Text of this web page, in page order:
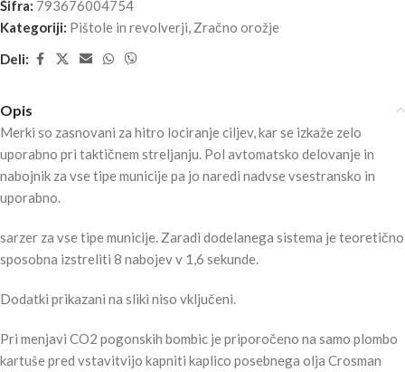
Šifra: 793676004754
Kategoriji: Pištole in revolverji Zračno orožje
Deli:
Opis
Merki so zasnovani za hitro lociranje ciljev, kar se izkaže zelo
uporabno pri taktičnem streljanju. Pol avtomatsko delovanje in
nabojnik za vse tipe municije pa jo naredi nadvse vsestransko in
uporabno.
sarzer za vse tipe municije. Zaradi dodelanega sistema je teoretično
sposobna izstreliti 8 nabojev v 1,6 sekunde.
Dodatki prikazani na sliki niso vključeni.
Pri menjavi CO2 pogonskih bombic je priporočeno na samo plombo
kartuše pred vstavitvijo kapniti kaplico posebnega olja Crosman